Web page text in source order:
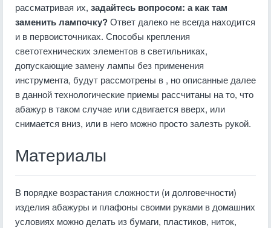
рассматривая их, задайтесь вопросом: а как там
заменить лампочку?Ответ далеко не всегда находится
и в первоисточниках. Способы крепления
светотехнических элементов в светильниках,
допускающие замену лампы без применения
инструмента, будут рассмотрены в , но описанные далее
в данной технологические приемы рассчитаны на то, что
абажур в таком случае или сдвигается вверх, или
снимается вниз, или в него можно просто залезть рукой.
Материалы
В порядке возрастания сложности (и долговечности)
изделия абажуры и плафоны своими руками в домашних
условиях можно делать из бумаги, пластиков, ниток,